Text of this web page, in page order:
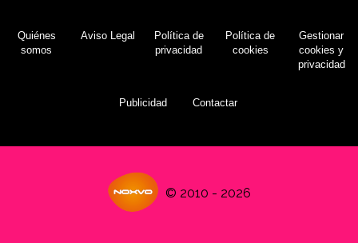
Quiénes
somos
Aviso Legal
Política de
privacidad
Política de
cookies
Gestionar
cookies y
privacidad
Publicidad Contactar
© 2010 - 2026